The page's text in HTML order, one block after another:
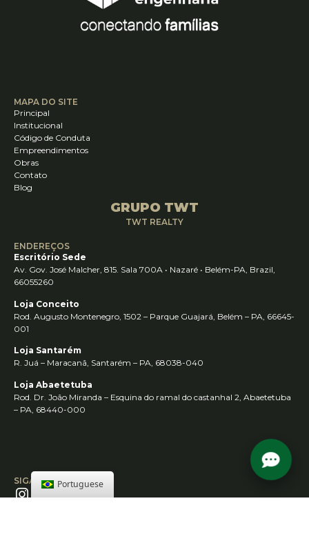
MAPA DO SITE
Principal
Institucional
Código de Conduta
Empreendimentos
Obras
Contato
Blog
GRUPO TWT
TWT REALTY
ENDEREÇOS
Escritório Sede
Av. Gov. José Malcher, 815. Sala 700A • Nazaré • Belém-PA, Brazil,
66055260
Loja Conceito
Rod. Augusto Montenegro, 1502 – Parque Guajará, Belém – PA, 66645-
001
Loja Santarém
R. Juá – Maracanã, Santarém – PA, 68038-040
Loja Abaetetuba
Rod. Dr. João Miranda – Esquina do ramal do castanhal 2, Abaetetuba
– PA, 68440-000
SIGA-NOSPortuguese